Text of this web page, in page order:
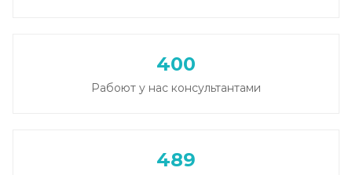
Кодирование на дому
Кодирование дисульфирамом
400
Рабоют у нас консультантами
489